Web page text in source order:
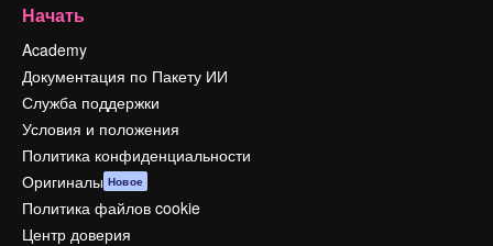
Начать
Academy
Документация по Пакету ИИ
Служба поддержки
Условия и положения
Политика конфиденциальности
Оригиналы Новое
Политика файлов cookie
Центр доверия